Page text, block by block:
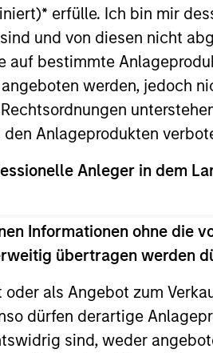
* erfülle. Ich bin mir
und von diesen nicht
auf bestimmte
werden, jedoch
Anlageprodukten
Anleger in dem
Informationen ohne die
übertragen werden
als Angebot zum
dürfen derartige
sind, weder
MSTV in 2015. Prior to
equity co-investments and
Investment Banking
the University of
the Wharton School and a